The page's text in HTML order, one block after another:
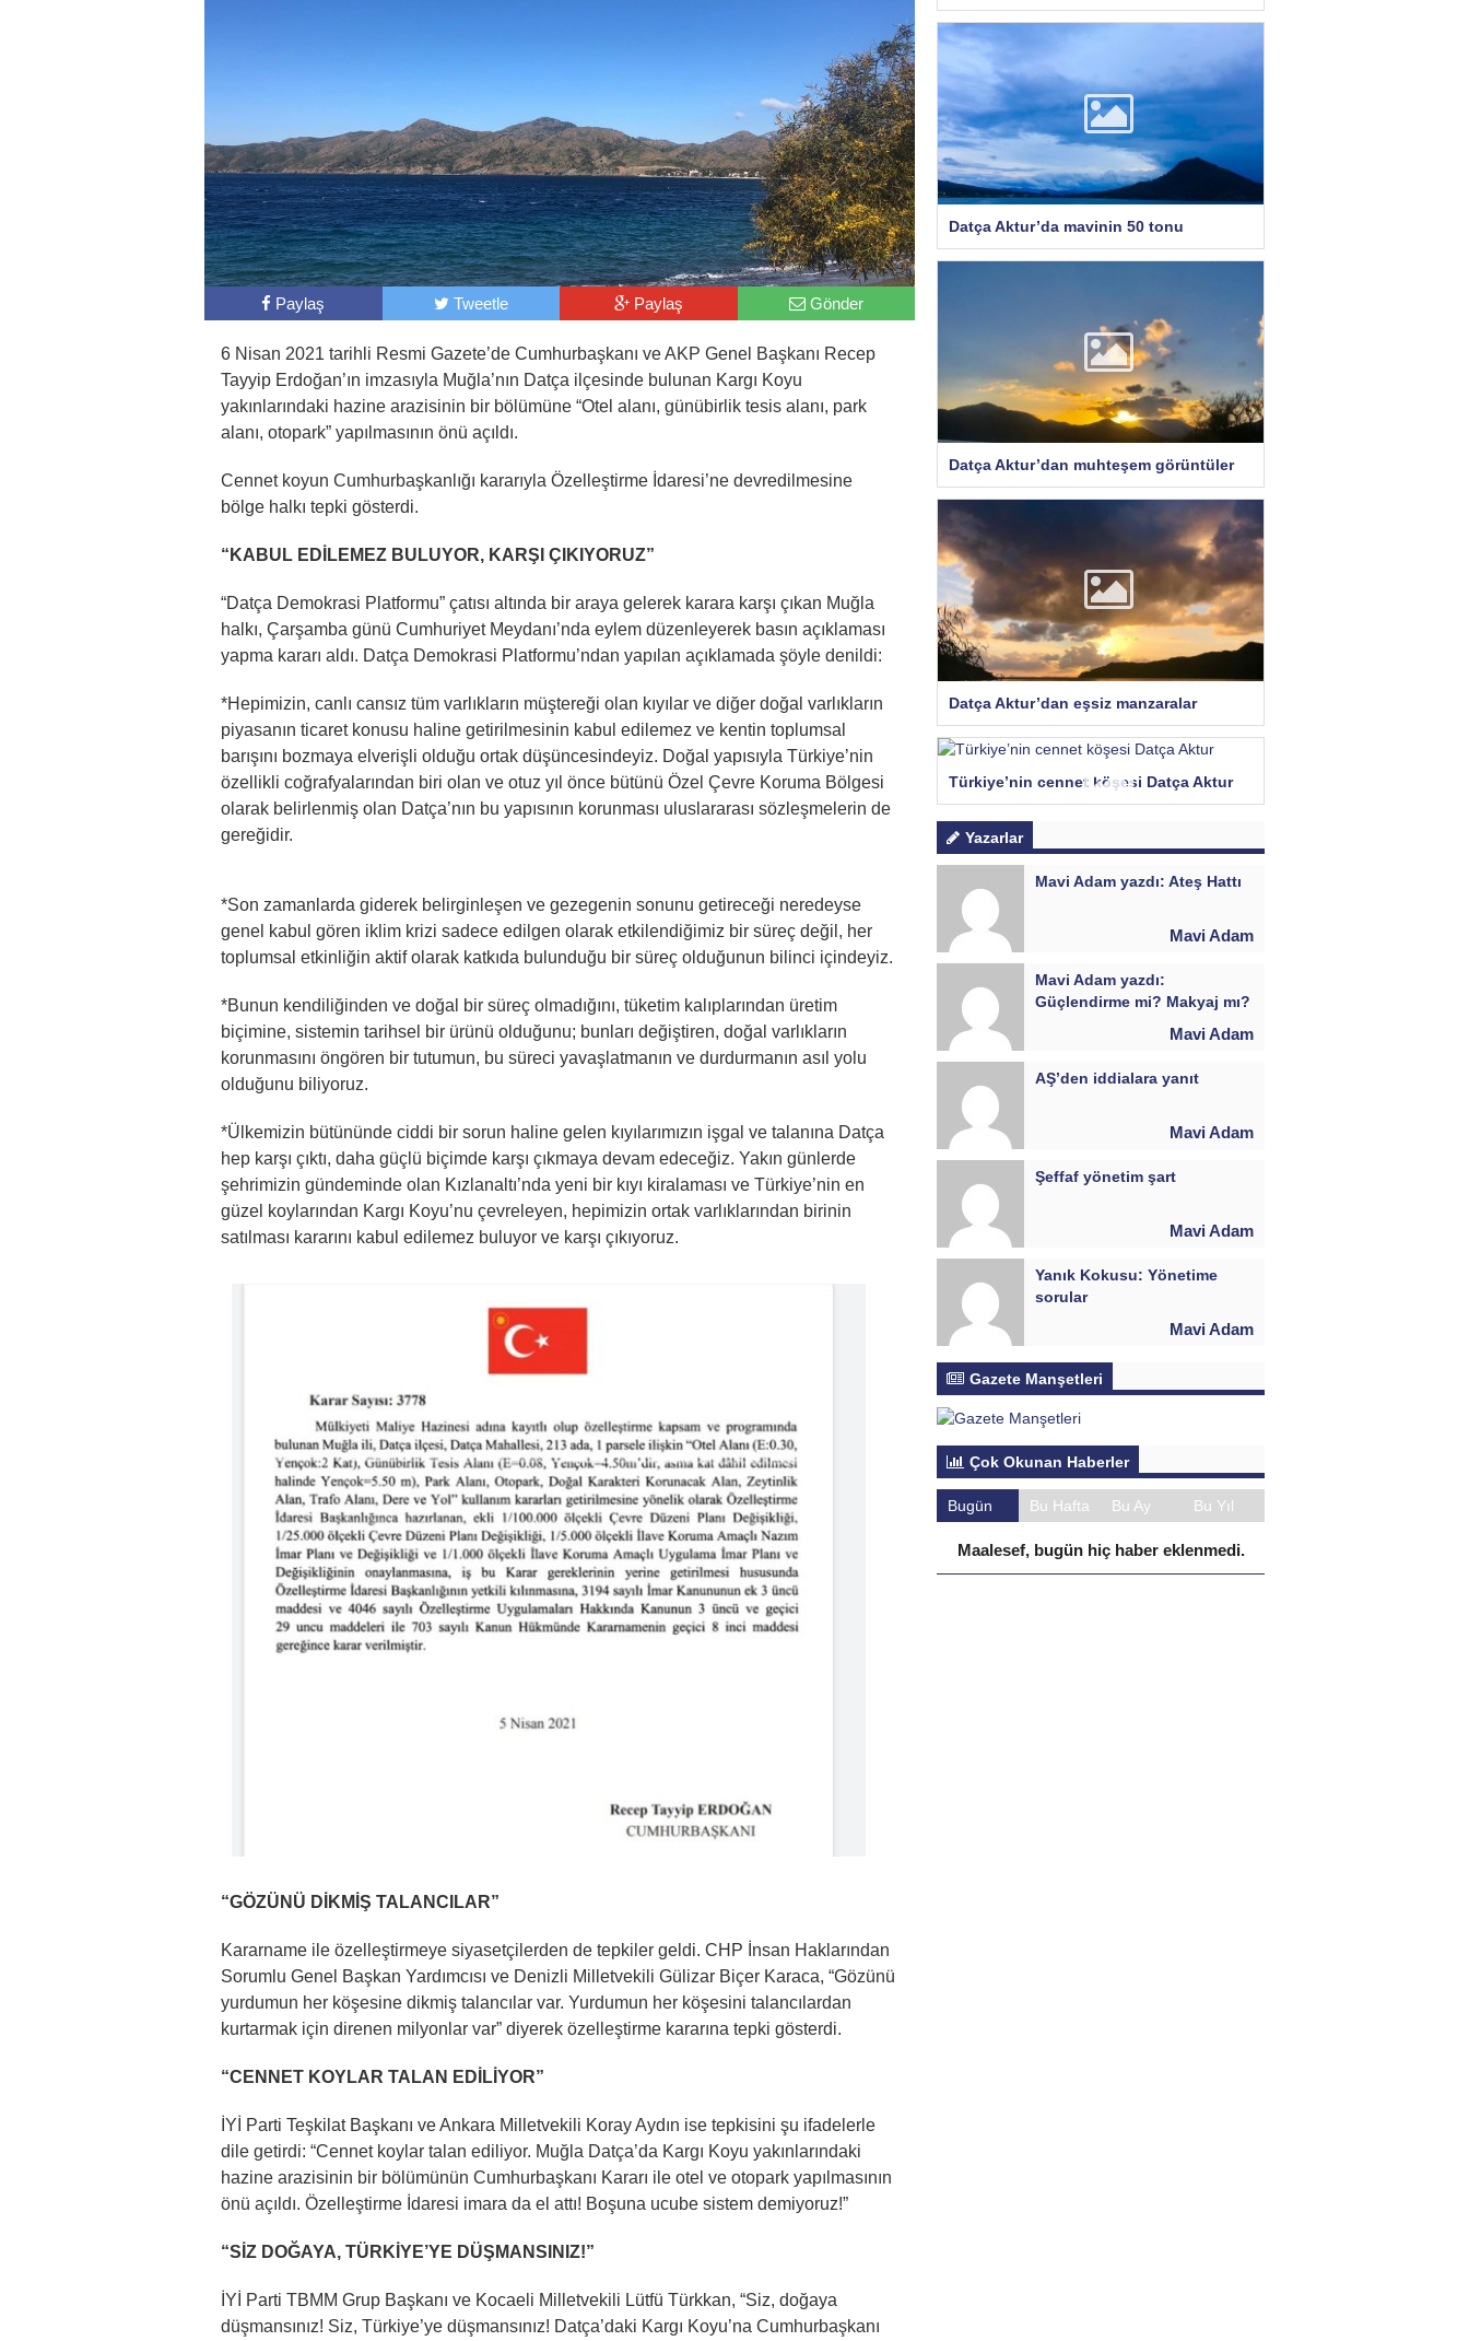
Paylaş Tweetle Paylaş Gönder
6 Nisan 2021 tarihli Resmi Gazete’de Cumhurbaşkanı ve AKP Genel Başkanı Recep
Tayyip Erdoğan’ın imzasıyla Muğla’nın Datça ilçesinde bulunan Kargı Koyu
yakınlarındaki hazine arazisinin bir bölümüne “Otel alanı, günübirlik tesis alanı, park
alanı, otopark” yapılmasının önü açıldı.
Cennet koyun Cumhurbaşkanlığı kararıyla Özelleştirme İdaresi’ne devredilmesine
bölge halkı tepki gösterdi.
“KABUL EDİLEMEZ BULUYOR, KARŞI ÇIKIYORUZ”
“Datça Demokrasi Platformu” çatısı altında bir araya gelerek karara karşı çıkan Muğla
halkı, Çarşamba günü Cumhuriyet Meydanı’nda eylem düzenleyerek basın açıklaması
yapma kararı aldı. Datça Demokrasi Platformu’ndan yapılan açıklamada şöyle denildi:
*Hepimizin, canlı cansız tüm varlıkların müştereği olan kıyılar ve diğer doğal varlıkların
piyasanın ticaret konusu haline getirilmesinin kabul edilemez ve kentin toplumsal
barışını bozmaya elverişli olduğu ortak düşüncesindeyiz. Doğal yapısıyla Türkiye’nin
özellikli coğrafyalarından biri olan ve otuz yıl önce bütünü Özel Çevre Koruma Bölgesi
olarak belirlenmiş olan Datça’nın bu yapısının korunması uluslararası sözleşmelerin de
gereğidir.
*Son zamanlarda giderek belirginleşen ve gezegenin sonunu getireceği neredeyse
genel kabul gören iklim krizi sadece edilgen olarak etkilendiğimiz bir süreç değil, her
toplumsal etkinliğin aktif olarak katkıda bulunduğu bir süreç olduğunun bilinci içindeyiz.
*Bunun kendiliğinden ve doğal bir süreç olmadığını, tüketim kalıplarından üretim
biçimine, sistemin tarihsel bir ürünü olduğunu; bunları değiştiren, doğal varlıkların
korunmasını öngören bir tutumun, bu süreci yavaşlatmanın ve durdurmanın asıl yolu
olduğunu biliyoruz.
*Ülkemizin bütününde ciddi bir sorun haline gelen kıyılarımızın işgal ve talanına Datça
hep karşı çıktı, daha güçlü biçimde karşı çıkmaya devam edeceğiz. Yakın günlerde
şehrimizin gündeminde olan Kızlanaltı’nda yeni bir kıyı kiralaması ve Türkiye’nin en
güzel koylarından Kargı Koyu’nu çevreleyen, hepimizin ortak varlıklarından birinin
satılması kararını kabul edilemez buluyor ve karşı çıkıyoruz.
“GÖZÜNÜ DİKMİŞ TALANCILAR”
Kararname ile özelleştirmeye siyasetçilerden de tepkiler geldi. CHP İnsan Haklarından
Sorumlu Genel Başkan Yardımcısı ve Denizli Milletvekili Gülizar Biçer Karaca, “Gözünü
yurdumun her köşesine dikmiş talancılar var. Yurdumun her köşesini talancılardan
kurtarmak için direnen milyonlar var” diyerek özelleştirme kararına tepki gösterdi.
“CENNET KOYLAR TALAN EDİLİYOR”
İYİ Parti Teşkilat Başkanı ve Ankara Milletvekili Koray Aydın ise tepkisini şu ifadelerle
dile getirdi: “Cennet koylar talan ediliyor. Muğla Datça’da Kargı Koyu yakınlarındaki
hazine arazisinin bir bölümünün Cumhurbaşkanı Kararı ile otel ve otopark yapılmasının
önü açıldı. Özelleştirme İdaresi imara da el attı! Boşuna ucube sistem demiyoruz!”
“SİZ DOĞAYA, TÜRKİYE’YE DÜŞMANSINIZ!”
İYİ Parti TBMM Grup Başkanı ve Kocaeli Milletvekili Lütfü Türkkan, “Siz, doğaya
düşmansınız! Siz, Türkiye’ye düşmansınız! Datça’daki Kargı Koyu’na Cumhurbaşkanı
Datça Aktur’da mavinin 50 tonu
Datça Aktur’dan muhteşem görüntüler
Datça Aktur’dan eşsiz manzaralar
Türkiye’nin cennet köşesi Datça Aktur
Yazarlar
Mavi Adam yazdı: Ateş Hattı
Mavi Adam
Mavi Adam yazdı:
Güçlendirme mi? Makyaj mı?
Mavi Adam
AŞ’den iddialara yanıt
Mavi Adam
Şeffaf yönetim şart
Mavi Adam
Yanık Kokusu: Yönetime
sorular
Mavi Adam
Gazete Manşetleri
Çok Okunan Haberler
Bugün Bu Hafta Bu Ay Bu Yıl
Maalesef, bugün hiç haber eklenmedi.